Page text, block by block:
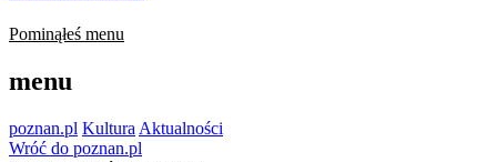
Pominąłeś menu
menu
poznan.pl Kultura Aktualności
Wróć do poznan.pl